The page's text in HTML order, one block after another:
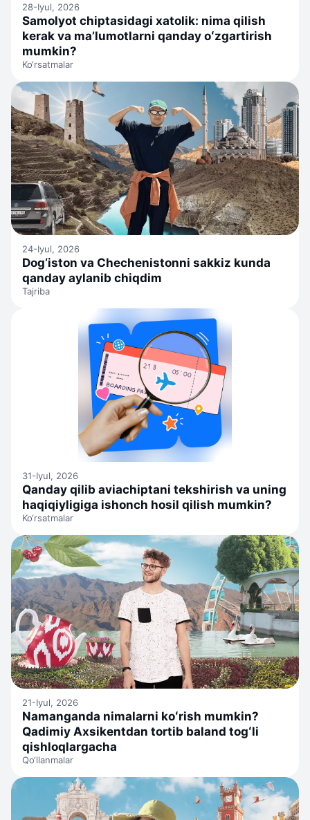
28-Iyul, 2026
Samolyot chiptasidagi xatolik: nima qilish
kerak va ma’lumotlarni qanday oʻzgartirish
mumkin?
Ko‘rsatmalar
24-Iyul, 2026
Dog‘iston va Chechenistonni sakkiz kunda
qanday aylanib chiqdim
Tajriba
31-Iyul, 2026
Qanday qilib aviachiptani tekshirish va uning
haqiqiyligiga ishonch hosil qilish mumkin?
Ko‘rsatmalar
21-Iyul, 2026
Namanganda nimalarni koʻrish mumkin?
Qadimiy Axsikentdan tortib baland togʻli
qishloqlargacha
Qo‘llanmalar